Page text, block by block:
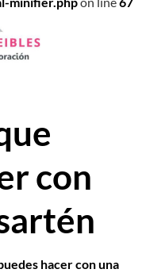
con
hacer con una